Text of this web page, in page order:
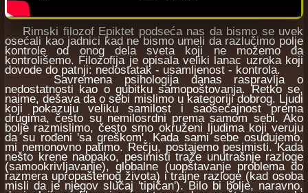
Rimski filozof Epiktet podseća nas da bismo se uvek
osećali kao jadnici kad ne bismo umeli da razlučimo polje
kontrole od onog dela sveta koji ne možemo da
kontrolišemo. Filozofija je opisala veliki lanac uzroka koji
dovode do patnji: nedostatak - usamljenost - kontrola.
Savremena psihologija danas raspravlja o
nedostatnosti kao o gubitku samopoštovanja. Retko se,
naime, dešava da o sebi mislimo u kategoriji dobrog. Ljudi
koji pokazuju veliku samilost i saosećajnost prema
drugima, često su nemilosrdni prema samom sebi. Ako
bolje razmislimo, često smo okruženi ljudima koji veruju
da su rođeni 'sa greškom'. Kada sami sebe osuđujemo,
mi nemonovno patimo. Rečju, postajemo pesimisti. Kada
nešto krene naopako, pesimisti traže unutrašnje razloge
(samookrivljavanje), globalne (uopštavanje problema do
razmera upropaštenog života) i trajne razloge (kad osoba
misli da je njegov slučaj 'tipičan'). Bilo bi bolje, naravno,